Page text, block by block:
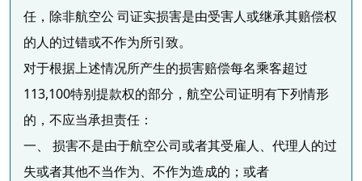
任，除非航空公 司证实损害是由受害人或继承其赔偿权
的人的过错或不作为所引致。
对于根据上述情况所产生的损害赔偿每名乘客超过
113,100特别提款权的部分，航空公司证明有下列情形
的，不应当承担责任：
一、 损害不是由于航空公司或者其受雇人、代理人的过
失或者其他不当作为、不作为造成的；或者